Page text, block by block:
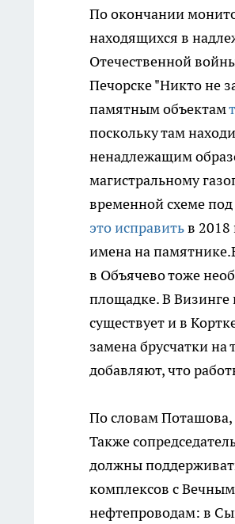
По окончании
находящихся в
Отечественной
Печорске "Никто не
памятным объектам
поскольку там
ненадлежащим
магистральному
временной схеме
это исправитьв 2018
имена на памятнике.
в Объячево тоже
площадке. В Визинге
существует и в
замена брусчатки
добавляют, что
По словам Поташова,
Также
должны
комплексов с
нефтепроводам: в